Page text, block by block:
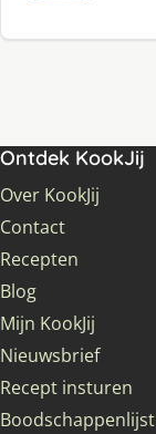
Ontdek KookJij
Over KookJij
Contact
Recepten
Blog
Mijn KookJij
Nieuwsbrief
Recept insturen
Boodschappenlijst